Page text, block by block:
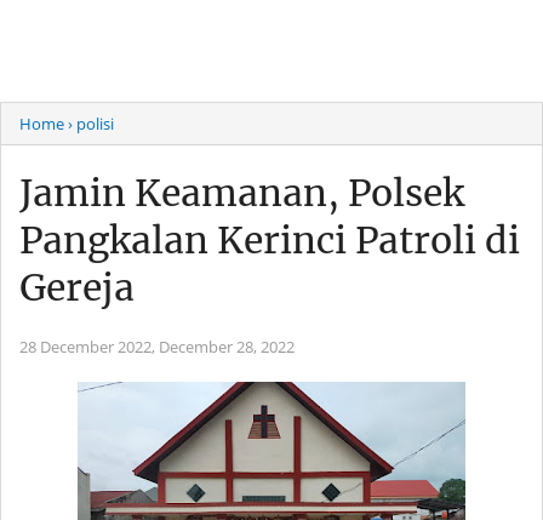
Home› polisi
Jamin Keamanan, Polsek
Pangkalan Kerinci Patroli di
Gereja
28 December 2022, December 28, 2022